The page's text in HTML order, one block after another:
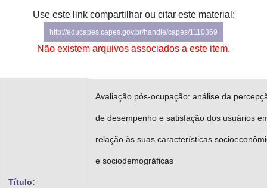
Banco Central do Brasil
Use este link compartilhar ou citar este material:
http://educapes.capes.gov.br/handle/capes/1110369
Não existem arquivos associados a este item.
Título:
Avaliação pós-ocupação: análise da
de desempenho e satisfação dos usuários
relação às suas características
e sociodemográficas